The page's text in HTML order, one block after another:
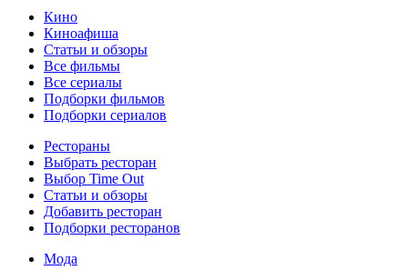
Кино
Киноафиша
Статьи и обзоры
Все фильмы
Все сериалы
Подборки фильмов
Подборки сериалов
Рестораны
Выбрать ресторан
Выбор Time Out
Статьи и обзоры
Добавить ресторан
Подборки ресторанов
Мода